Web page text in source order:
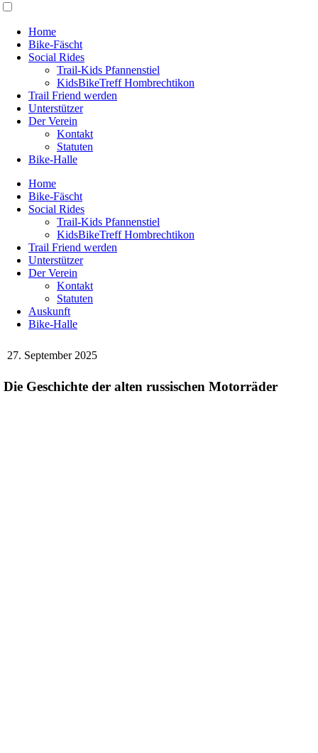
Home
Bike-Fäscht
Social Rides
Trail-Kids Pfannenstiel
KidsBikeTreff Hombrechtikon
Trail Friend werden
Unterstützer
Der Verein
Kontakt
Statuten
Bike-Halle
Home
Bike-Fäscht
Social Rides
Trail-Kids Pfannenstiel
KidsBikeTreff Hombrechtikon
Trail Friend werden
Unterstützer
Der Verein
Kontakt
Statuten
Auskunft
Bike-Halle
27. September 2025
Die Geschichte der alten russischen Motorräder